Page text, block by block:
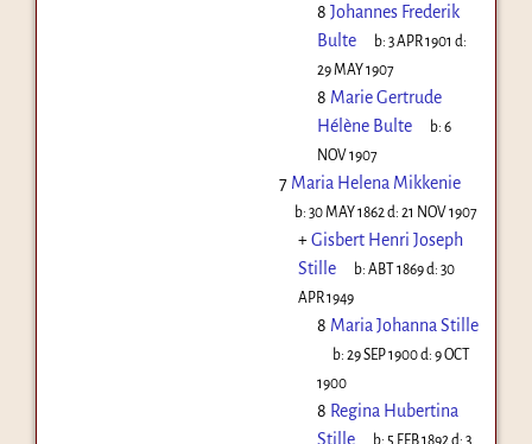
8 Johannes Frederik
Bulte
b:3 APR 1901 d:
29 MAY 1907
8 Marie Gertrude
Hélène Bulte
b:6
NOV 1907
7 Maria Helena Mikkenie
b:30 MAY 1862 d:21 NOV 1907
+Gisbert Henri Joseph
Stille
b:ABT 1869d:30
APR 1949
8 Maria Johanna Stille
b:29 SEP 1900d:9 OCT
1900
8 Regina Hubertina
Stille
b: 5 FEB 1892 d:3